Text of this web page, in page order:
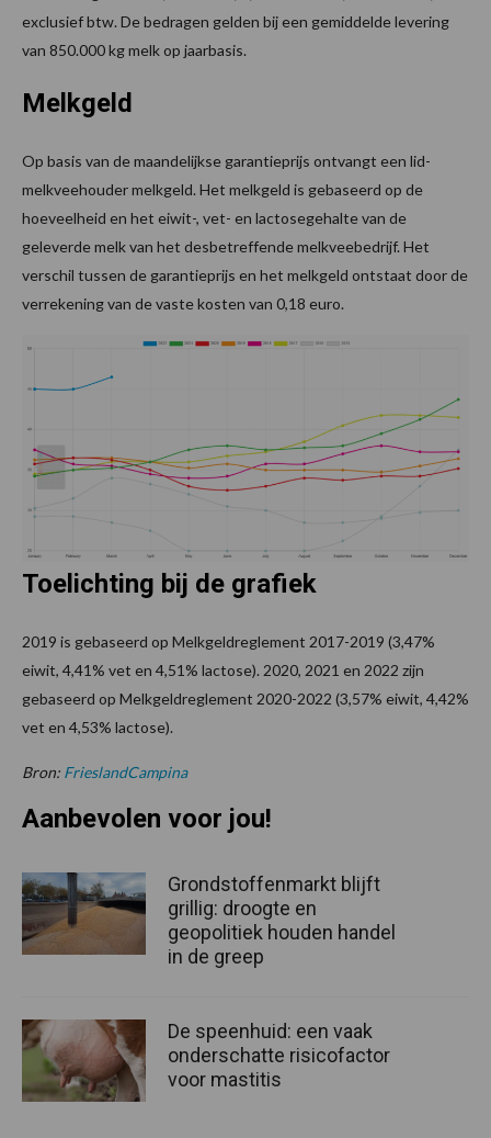
exclusief btw. De bedragen gelden bij een gemiddelde levering
van 850.000 kg melk op jaarbasis.
Melkgeld
Op basis van de maandelijkse garantieprijs ontvangt een lid-
melkveehouder melkgeld. Het melkgeld is gebaseerd op de
hoeveelheid en het eiwit-, vet- en lactosegehalte van de
geleverde melk van het desbetreffende melkveebedrijf. Het
verschil tussen de garantieprijs en het melkgeld ontstaat door de
verrekening van de vaste kosten van 0,18 euro.
Toelichting bij de grafiek
2019 is gebaseerd op Melkgeldreglement 2017-2019 (3,47%
eiwit, 4,41% vet en 4,51% lactose). 2020, 2021 en 2022 zijn
gebaseerd op Melkgeldreglement 2020-2022 (3,57% eiwit, 4,42%
vet en 4,53% lactose).
Bron: FrieslandCampina
Aanbevolen voor jou!
Grondstoffenmarkt blijft
grillig: droogte en
geopolitiek houden handel
in de greep
De speenhuid: een vaak
onderschatte risicofactor
voor mastitis